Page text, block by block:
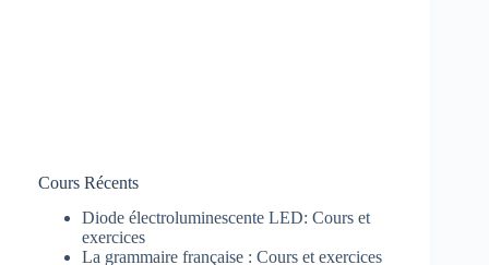
Cours Récents
Diode électroluminescente LED: Cours et
exercices
La grammaire française : Cours et exercices